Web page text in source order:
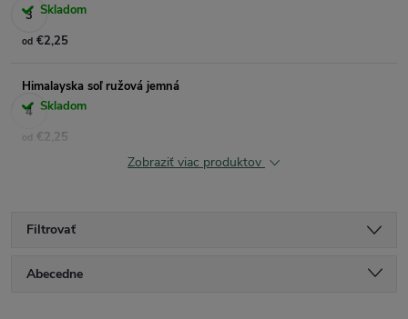
Skladom
od €2,25
Himalayska soľ ružová jemná
Skladom
od €2,25
Zobraziť viac produktov
Filtrovať
R
Abecedne